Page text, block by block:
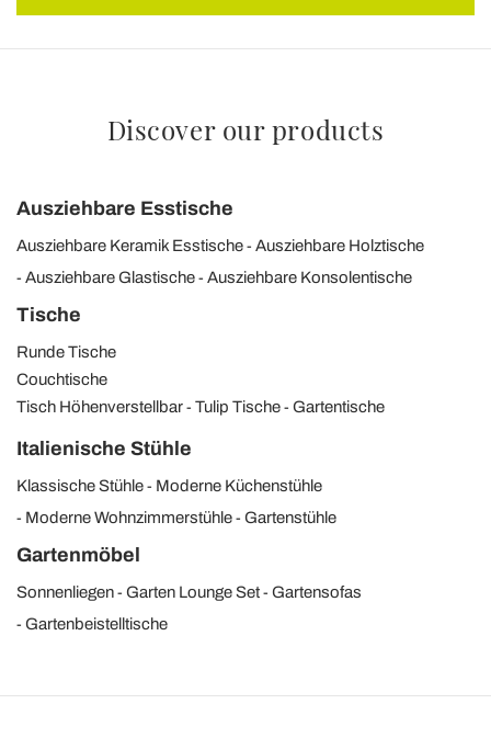
Discover our products
Ausziehbare Esstische
Ausziehbare Keramik Esstische
Ausziehbare Holztische
Ausziehbare Glastische
Ausziehbare Konsolentische
Tische
Runde Tische
Couchtische
Tisch Höhenverstellbar
Tulip Tische Gartentische
Italienische Stühle
Klassische Stühle
Moderne Küchenstühle
Moderne Wohnzimmerstühle
Gartenstühle
Gartenmöbel
Sonnenliegen Garten Lounge Set
Gartensofas
Gartenbeistelltische